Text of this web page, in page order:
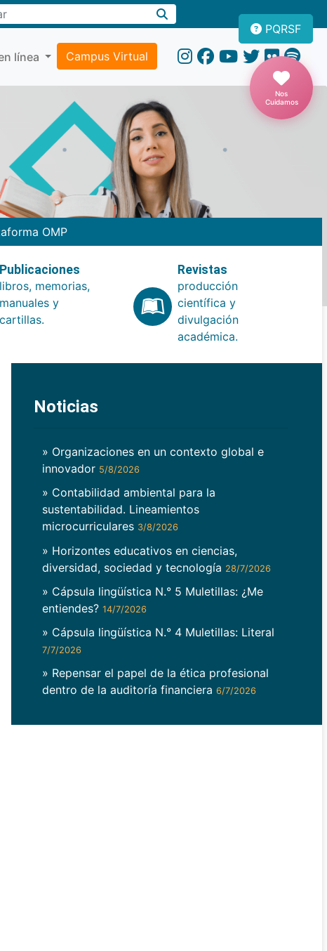
línea Campus Virtual
PQRSF
Nos
Cuidamos
OMP
Publicaciones
libros, memorias,
manuales y
cartillas.
Revistas
producción
científica y
divulgación
académica.
Noticias
» Organizaciones en un contexto global e
innovador 5/8/2026
» Contabilidad ambiental para la
sustentabilidad. Lineamientos
microcurriculares 3/8/2026
» Horizontes educativos en ciencias,
diversidad, sociedad y tecnología 28/7/2026
» Cápsula lingüística N.° 5 Muletillas: ¿Me
entiendes? 14/7/2026
» Cápsula lingüística N.° 4 Muletillas: Literal
7/7/2026
» Repensar el papel de la ética profesional
dentro de la auditoría financiera 6/7/2026